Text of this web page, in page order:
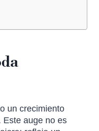
un crecimiento
Este auge no es